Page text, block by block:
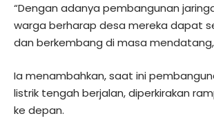
“Dengan adanya pembangunan
warga berharap desa mereka dapat
dan berkembang di masa
Ia menambahkan, saat ini
listrik tengah berjalan, diperkirakan
ke depan.